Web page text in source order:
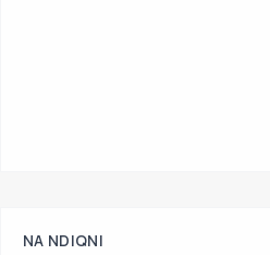
NA NDIQNI